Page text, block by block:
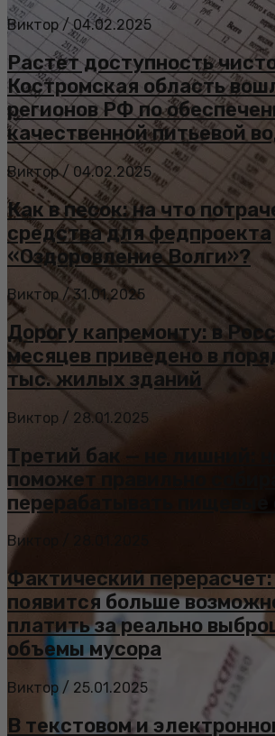
Виктор / 04.02.2025
Растет доступность
Костромская область
регионов РФ по
качественной питьевой
Виктор / 04.02.2025
Как в песок: на что
средства для федпроекта
«Оздоровление Волги»?
Виктор / 31.01.2025
Дорогу капремонту: в
месяцев приведено в
тыс. жилых зданий
Виктор / 28.01.2025
Третий бак — не лишний:
поможет правильно
перерабатывать пищевые
Виктор
Фактический
появится больше
платить за реально
объемы мусора
Виктор / 25.01.2025
В текстовом и